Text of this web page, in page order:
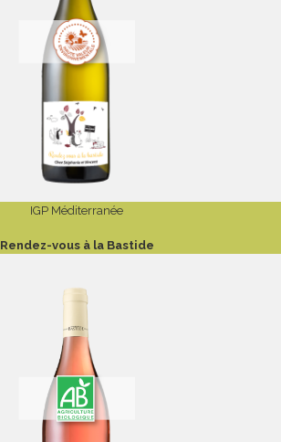
IGP Méditerranée
Rendez-vous à la Bastide